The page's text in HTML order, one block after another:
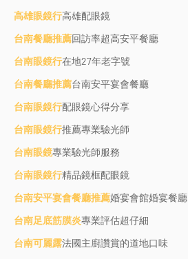
高雄眼鏡行高雄配眼鏡
台南餐廳推薦回訪率超高安平餐廳
台南眼鏡行在地27年老字號
台南餐廳推薦台南安平宴會餐廳
台南眼鏡行配眼鏡心得分享
台南眼鏡行推薦專業驗光師
台南眼鏡專業驗光師服務
台南眼鏡行精品鏡框配眼鏡
台南安平宴會餐廳推薦婚宴會館婚宴餐廳
台南足底筋膜炎專業評估超仔細
台南可麗露法國主廚讚賞的道地口味